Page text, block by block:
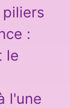
:
le
l'une